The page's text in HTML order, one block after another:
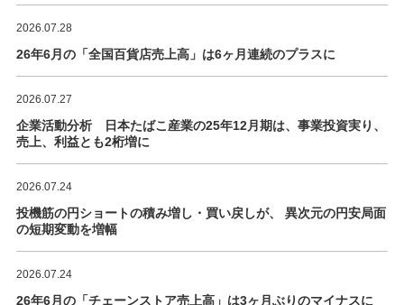
2026.07.28
26年6月の「全国百貨店売上高」は6ヶ月連続のプラスに
2026.07.27
企業活動分析 日本たばこ産業の25年12月期は、事業投資実り、
売上、利益とも2桁増に
2026.07.24
投機筋の円ショートの積み増し・買い戻しが、 異次元の円安局面
の短期変動を増幅
2026.07.24
26年6月の「チェーンストア売上高」は3ヶ月ぶりのマイナスに